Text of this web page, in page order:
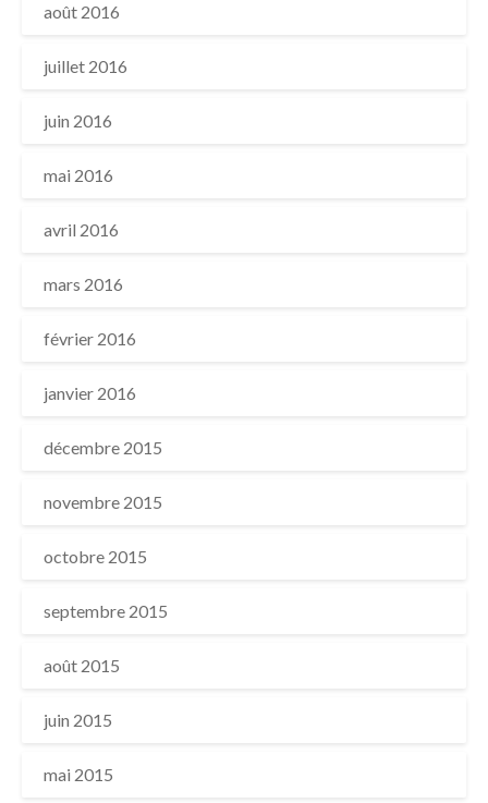
août 2016
juillet 2016
juin 2016
mai 2016
avril 2016
mars 2016
février 2016
janvier 2016
décembre 2015
novembre 2015
octobre 2015
septembre 2015
août 2015
juin 2015
mai 2015